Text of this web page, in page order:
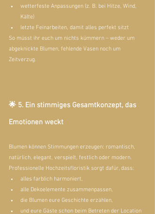
wetterfeste Anpassungen (z. B. bei Hitze, Wind,
Kälte)
letzte Feinarbeiten, damit alles perfekt sitzt
So müsst ihr euch um nichts kümmern – weder um
abgeknickte Blumen, fehlende Vasen noch um
Zeitverzug.
🌟 5. Ein stimmiges Gesamtkonzept, das
Emotionen weckt
Blumen können Stimmungen erzeugen: romantisch,
natürlich, elegant, verspielt, festlich oder modern.
Professionelle Hochzeitsfloristik sorgt dafür, dass:
alles farblich harmoniert,
alle Dekoelemente zusammenpassen,
die Blumen eure Geschichte erzählen,
und eure Gäste schon beim Betreten der Location